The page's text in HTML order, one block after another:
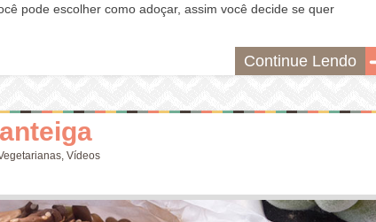
pode escolher como adoçar, assim você decide se quer
Continue Lendo
, Vídeos